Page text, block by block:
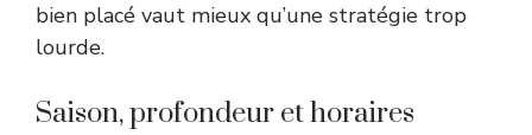
bien placé vaut mieux qu’une stratégie trop
lourde.
Saison, profondeur et horaires